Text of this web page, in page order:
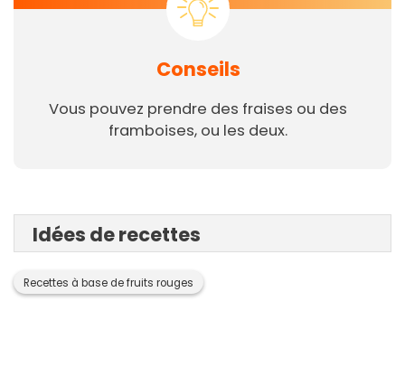
Conseils
Vous pouvez prendre des fraises ou des
framboises, ou les deux.
Idées de recettes
Recettes à base de fruits rouges